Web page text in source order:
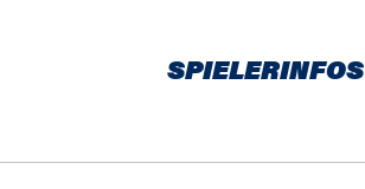
SPIELERINFOS